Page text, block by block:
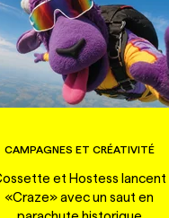
CAMPAGNES ET CRÉATIVITÉ
et Hostess lancent
«Craze» avec un saut en